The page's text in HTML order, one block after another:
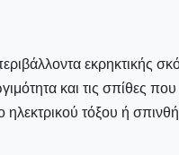
εκρηκτικής
και τις σπίθες
ηλεκτρικού τόξου ή